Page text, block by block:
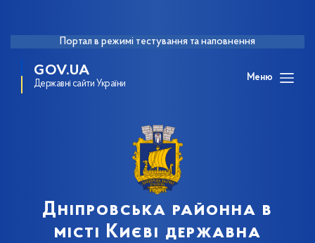
Портал в режимі тестування та наповнення
GOV.UA
Державні сайти України
Меню
Дніпровська районна в
місті Києві державна